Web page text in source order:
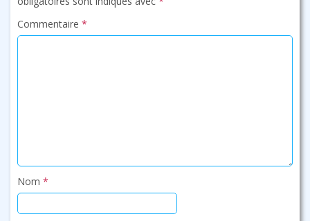
Commentaire *
Nom *